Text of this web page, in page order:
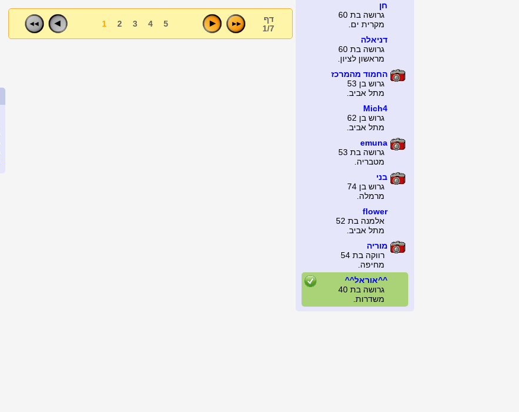
חן
גרושה בת 60
מקרית ים.
דניאלה
גרושה בת 60
מראשון לציון.
החמוד מהמרכז
גרוש בן 53
מתל אביב.
Mich4
גרוש בן 62
מתל אביב.
emuna
גרושה בת 53
מטבריה.
בני
גרוש בן 74
מרמלה.
flower
אלמנה בת 52
מתל אביב.
מוריה
רווקה בת 54
מחיפה.
^^אוראל^^
גרושה בת 40
משדרות.
דף
1/7
1 2 3 4 5